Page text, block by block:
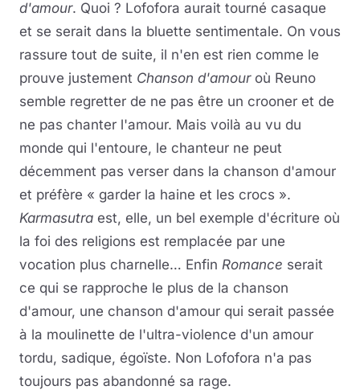
d'amour. Quoi ? Lofofora aurait tourné casaque
et se serait dans la bluette sentimentale. On vous
rassure tout de suite, il n'en est rien comme le
prouve justement Chanson d'amouroù Reuno
semble regretter de ne pas être un crooner et de
ne pas chanter l'amour. Mais voilà au vu du
monde qui l'entoure, le chanteur ne peut
décemment pas verser dans la chanson d'amour
et préfère « garder la haine et les crocs ».
Karmasutra est, elle, un bel exemple d'écriture où
la foi des religions est remplacée par une
vocation plus charnelle… Enfin Romance serait
ce qui se rapproche le plus de la chanson
d'amour, une chanson d'amour qui serait passée
à la moulinette de l'ultra-violence d'un amour
tordu, sadique, égoïste. Non Lofofora n'a pas
toujours pas abandonné sa rage.